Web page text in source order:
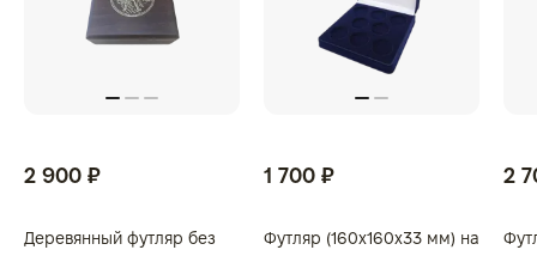
2 900 ₽
Деревянный футляр без
1 700 ₽
Футляр (160x160x33 мм) на
2